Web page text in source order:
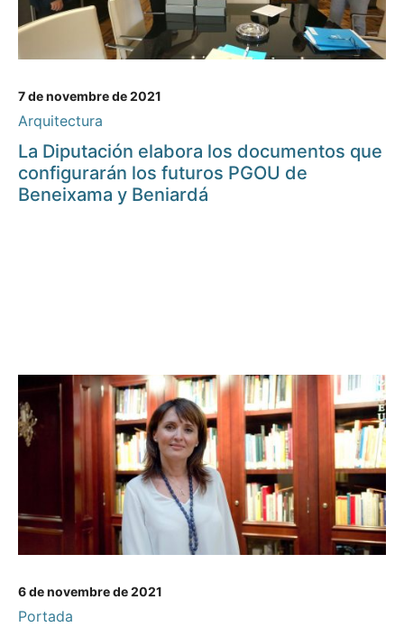
7 de novembre de 2021
Arquitectura
La Diputación elabora los documentos que
configurarán los futuros PGOU de
Beneixama y Beniardá
6 de novembre de 2021
Portada